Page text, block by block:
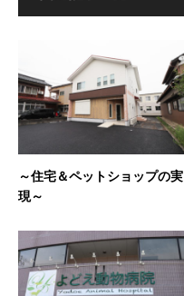
～住宅＆ペットショップの実
現～